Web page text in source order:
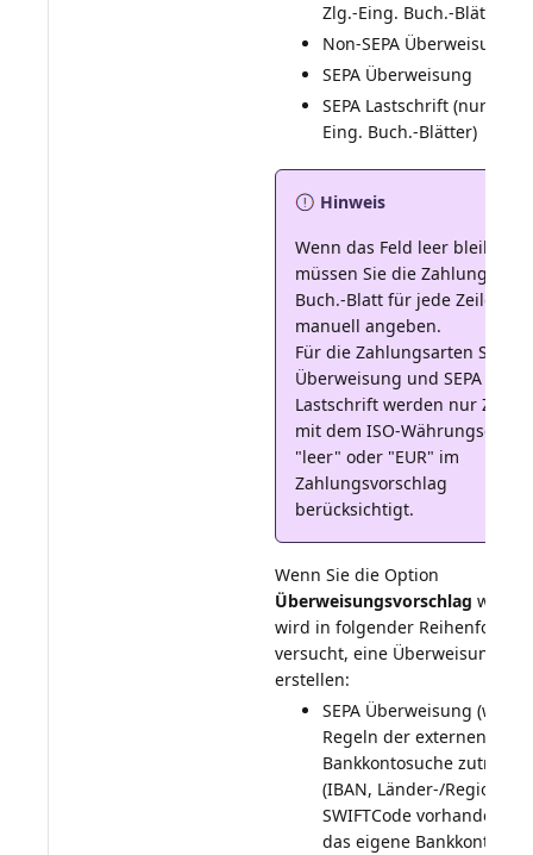
Zlg.-Eing. Buch.-Blätter)
Non-SEPA Überweisung
SEPA Überweisung
SEPA Lastschrift (nur für
Eing. Buch.-Blätter)
Hinweis
Wenn das Feld leer bleibt,
müssen Sie die Zahlungsart
Buch.-Blatt für jede Zeile
manuell angeben.
Für die Zahlungsarten SEPA
Überweisung und SEPA
Lastschrift werden nur Zeilen
mit dem ISO-Währungscode
"leer" oder "EUR" im
Zahlungsvorschlag
berücksichtigt.
Wenn Sie die Option
Überweisungsvorschlag
wird in folgender Reihenfolge
versucht, eine Überweisung zu
SEPA Überweisung (wenn
Regeln der externen
Bankkontosuche zutreffen
(IBAN, Länder-/
SWIFTCode vorhanden)
das eigene Bankkonto ein